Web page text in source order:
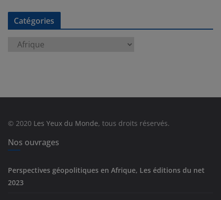
Catégories
e
© 2020 Les Yeux du Monde, tous droits réservés.
Nos ouvrages
Perspectives géopolitiques en Afrique, Les éditions du net
2023